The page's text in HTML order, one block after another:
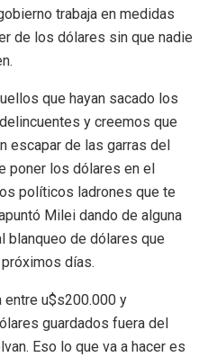
trabaja en medidas
de los dólares sin que nadie
que hayan sacado los
y creemos que
escapar de las garras del
poner los dólares en el
políticos ladrones que te
Milei dando de alguna
blanqueo de dólares que
días.
entre u$s200.000 y
guardados fuera del
Eso lo que va a hacer es